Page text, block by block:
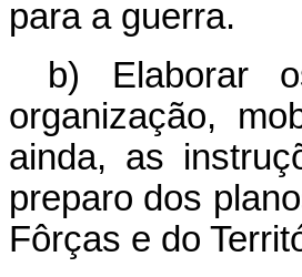
para a guerra.
b) Elaborar
organização,
ainda, as
preparo dos
Fôrças e do